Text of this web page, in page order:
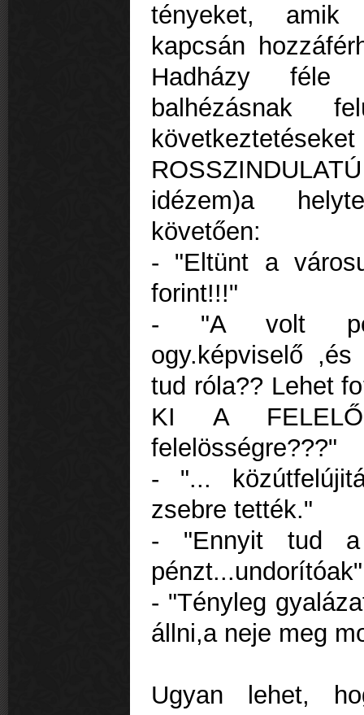
tényeket,
kapcsán
Hadházy féle
balhézásnak
következtetéseket
idézem)a
követően:
- "Eltünt a
forint!!!"
- "A volt
ogy.képviselő
tud róla?? Lehet
KI A
felelösségre???"
- "...
zsebre tették."
- "Ennyit tud a
pénzt...undorítóak"
- "Tényleg
állni,a neje meg
Ugyan lehet,